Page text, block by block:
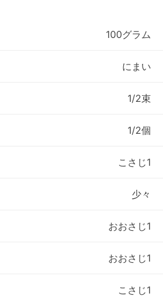
100グラム
にまい
1/2束
1/2個
こさじ1
少々
おおさじ1
おおさじ1
こさじ1